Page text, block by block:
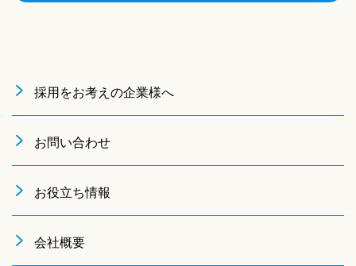
採用をお考えの企業様へ
お問い合わせ
お役立ち情報
会社概要